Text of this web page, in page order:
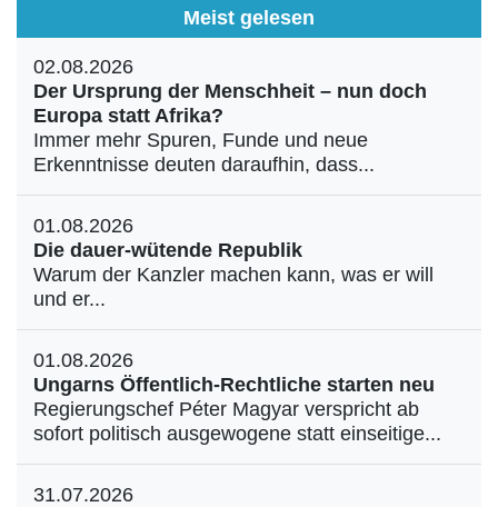
Meist gelesen
02.08.2026
Der Ursprung der Menschheit – nun doch
Europa statt Afrika?
Immer mehr Spuren, Funde und neue
Erkenntnisse deuten daraufhin, dass...
01.08.2026
Die dauer-wütende Republik
Warum der Kanzler machen kann, was er will
und er...
01.08.2026
Ungarns Öffentlich-Rechtliche starten neu
Regierungschef Péter Magyar verspricht ab
sofort politisch ausgewogene statt einseitige...
31.07.2026